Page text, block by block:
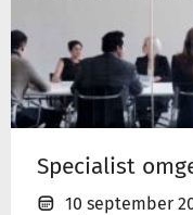
Specialist
10 september